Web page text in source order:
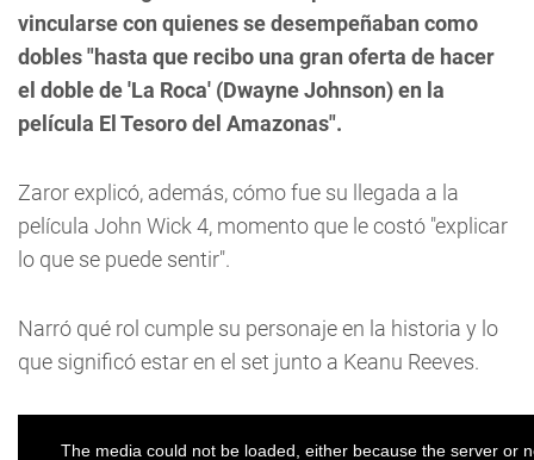
vincularse con quienes se desempeñaban como
dobles "hasta que recibo una gran oferta de hacer
el doble de 'La Roca' (Dwayne Johnson) en la
película El Tesoro del Amazonas".
Zaror explicó, además, cómo fue su llegada a la
película John Wick 4, momento que le costó "explicar
lo que se puede sentir".
Narró qué rol cumple su personaje en la historia y lo
que significó estar en el set junto a Keanu Reeves.